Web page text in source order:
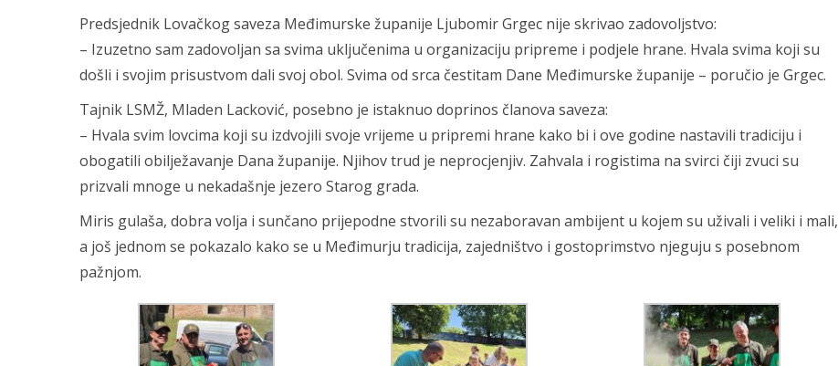
Predsjednik Lovačkog saveza Međimurske županije Ljubomir Grgec nije skrivao zadovoljstvo:
– Izuzetno sam zadovoljan sa svima uključenima u organizaciju pripreme i podjele hrane. Hvala svima koji su
došli i svojim prisustvom dali svoj obol. Svima od srca čestitam Dane Međimurske županije – poručio je Grgec.
Tajnik LSMŽ, Mladen Lacković, posebno je istaknuo doprinos članova saveza:
– Hvala svim lovcima koji su izdvojili svoje vrijeme u pripremi hrane kako bi i ove godine nastavili tradiciju i
obogatili obilježavanje Dana županije. Njihov trud je neprocjenjiv. Zahvala i rogistima na svirci čiji zvuci su
prizvali mnoge u nekadašnje jezero Starog grada.
Miris gulaša, dobra volja i sunčano prijepodne stvorili su nezaboravan ambijent u kojem su uživali i veliki i mali,
a još jednom se pokazalo kako se u Međimurju tradicija, zajedništvo i gostoprimstvo njeguju s posebnom
pažnjom.